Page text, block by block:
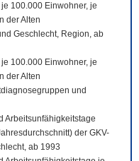
100.000 Einwohner, je
der Alten
Geschlecht, Region, ab
100.000 Einwohner, je
der Alten
und
Arbeitsunfähigkeitstage
der GKV-
ab 1993